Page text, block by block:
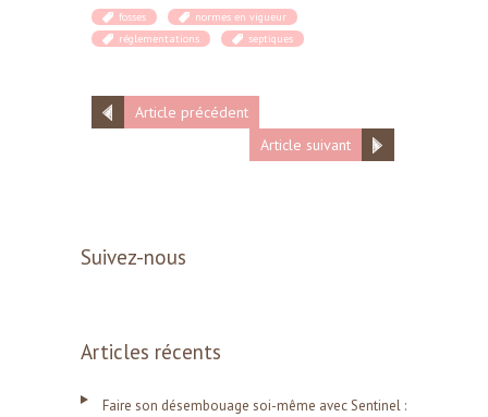
fosses
normes en vigueur
réglementations
septiques
Article précédent
Article suivant
Suivez-nous
Articles récents
Faire son désembouage soi-même avec Sentinel :